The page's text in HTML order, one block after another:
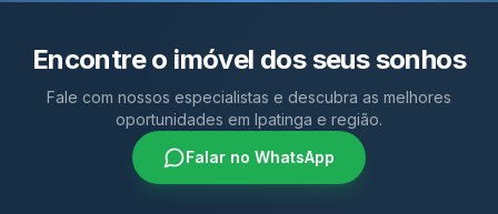
Encontre o imóvel dos seus sonhos
Fale com nossos especialistas e descubra as melhores
oportunidades em Ipatinga e região.
Falar no WhatsApp